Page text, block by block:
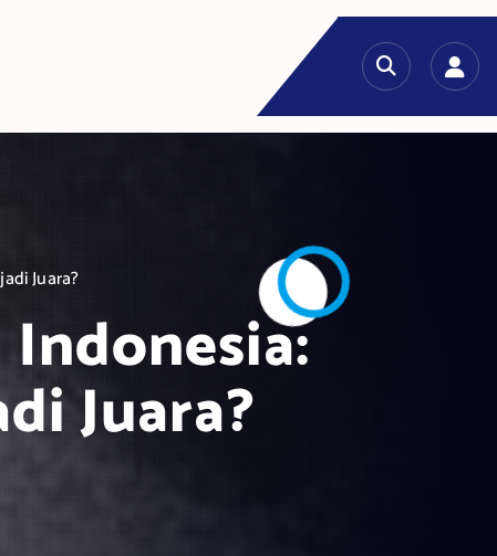
Juara?
Juara?